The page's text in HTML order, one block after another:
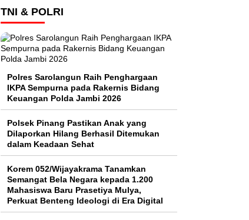
TNI & POLRI
Polres Sarolangun Raih Penghargaan
IKPA Sempurna pada Rakernis Bidang
Keuangan Polda Jambi 2026
Polsek Pinang Pastikan Anak yang
Dilaporkan Hilang Berhasil Ditemukan
dalam Keadaan Sehat
Korem 052/Wijayakrama Tanamkan
Semangat Bela Negara kepada 1.200
Mahasiswa Baru Prasetiya Mulya,
Perkuat Benteng Ideologi di Era Digital